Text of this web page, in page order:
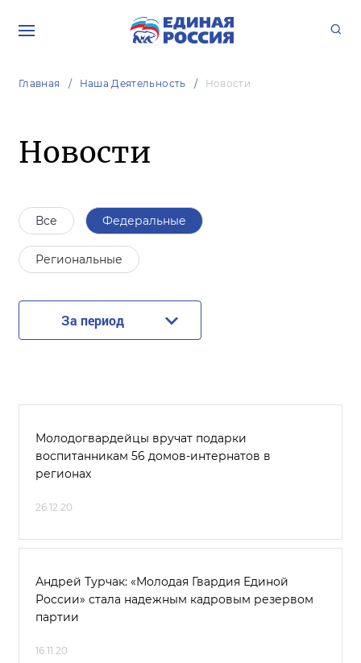
Главная Наша Деятельность Новости
Новости
Все Федеральные
Региональные
За период
Молодогвардейцы вручат подарки
воспитанникам 56 домов-интернатов в
регионах
26.12.20
Андрей Турчак: «Молодая Гвардия Единой
России» стала надежным кадровым резервом
партии
16.11.20